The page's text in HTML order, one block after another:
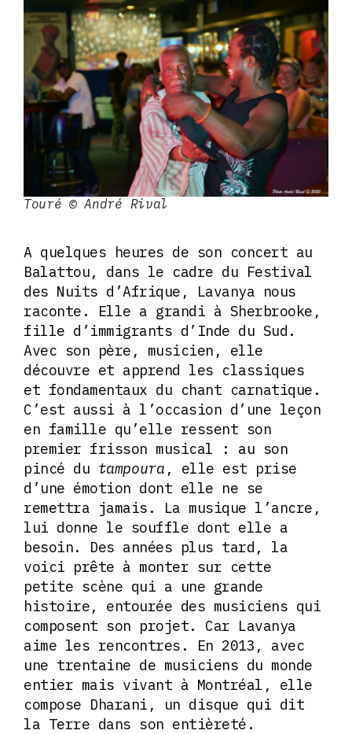
Touré © André Rival
A quelques heures de son concert au
Balattou, dans le cadre du Festival
des Nuits d’Afrique, Lavanya nous
raconte. Elle a grandi à Sherbrooke,
fille d’immigrants d’Inde du Sud.
Avec son père, musicien, elle
découvre et apprend les classiques
et fondamentaux du chant carnatique.
C’est aussi à l’occasion d’une leçon
en famille qu’elle ressent son
premier frisson musical : au son
pincé du tampoura , elle est prise
d’une émotion dont elle ne se
remettra jamais. La musique l’ancre,
lui donne le souffle dont elle a
besoin. Des années plus tard, la
voici prête à monter sur cette
petite scène qui a une grande
histoire, entourée des musiciens qui
composent son projet. Car Lavanya
aime les rencontres. En 2013, avec
une trentaine de musiciens du monde
entier mais vivant à Montréal, elle
compose Dharani, un disque qui dit
la Terre dans son entièreté.